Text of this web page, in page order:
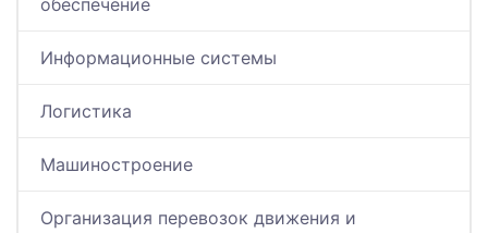
обеспечение
Информационные системы
Логистика
Машиностроение
Организация перевозок движения и